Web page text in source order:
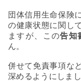
団体信用生命保険
の健康状態に関し
ますが、この告知
ん。
併せて免責事項な
深めるようにしまし